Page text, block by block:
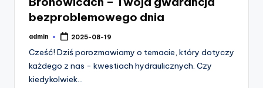
bezproblemowego dnia
Posted
admin 2025-08-19
Cześć! Dziś porozmawiamy o temacie, który dotyczy
każdego z nas - kwestiach hydraulicznych. Czy
kiedykolwiek…